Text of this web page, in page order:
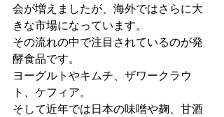
会が増えましたが、海外ではさらに大
きな市場になっています。
その流れの中で注目されているのが発
酵食品です。
ヨーグルトやキムチ、ザワークラウ
ト、ケフィア。
そして近年では日本の味噌や麹、甘酒